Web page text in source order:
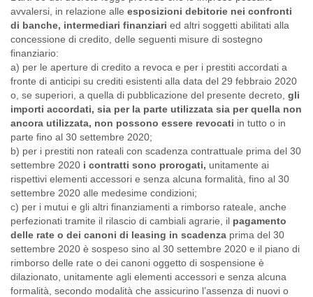
avvalersi, in relazione alle esposizioni debitorie nei confronti
di banche, intermediari finanziari ed altri soggetti abilitati alla
concessione di credito, delle seguenti misure di sostegno
finanziario:
a) per le aperture di credito a revoca e per i prestiti accordati a
fronte di anticipi su crediti esistenti alla data del 29 febbraio 2020
o, se superiori, a quella di pubblicazione del presente decreto, gli
importi accordati, sia per la parte utilizzata sia per quella non
ancora utilizzata, non possono essere revocati in tutto o in
parte fino al 30 settembre 2020;
b) per i prestiti non rateali con scadenza contrattuale prima del 30
settembre 2020 i contratti sono prorogati, unitamente ai
rispettivi elementi accessori e senza alcuna formalità, fino al 30
settembre 2020 alle medesime condizioni;
c) per i mutui e gli altri finanziamenti a rimborso rateale, anche
perfezionati tramite il rilascio di cambiali agrarie, il pagamento
delle rate o dei canoni di leasing in scadenza prima del 30
settembre 2020 è sospeso sino al 30 settembre 2020 e il piano di
rimborso delle rate o dei canoni oggetto di sospensione è
dilazionato, unitamente agli elementi accessori e senza alcuna
formalità, secondo modalità che assicurino l’assenza di nuovi o